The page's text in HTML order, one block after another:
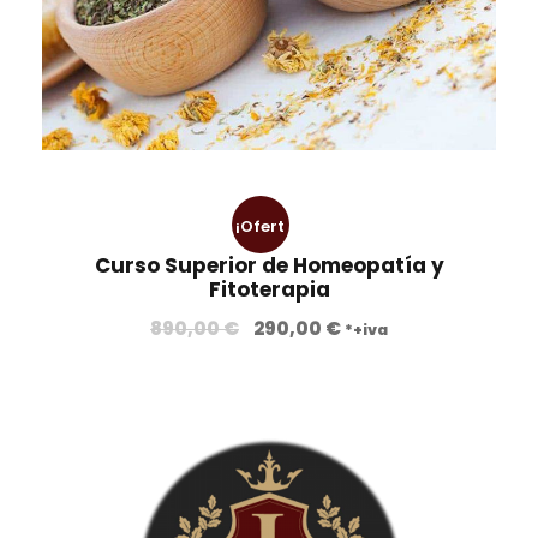
€
.
¡Ofert
a!
Curso Superior de Homeopatía y
Fitoterapia
890,00€
E
e
c
i
290,00 €E
c
i
*+iva